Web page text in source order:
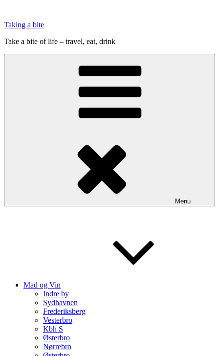
indhold
Taking a bite
Take a bite of life – travel, eat, drink
Menu
Mad og Vin
Indre by
Sydhavnen
Frederiksberg
Vesterbro
Kbh S
Østerbro
Nørrebro